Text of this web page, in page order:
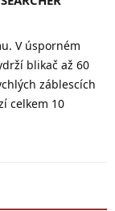
V úsporném
blikač až 60
záblescích
celkem 10